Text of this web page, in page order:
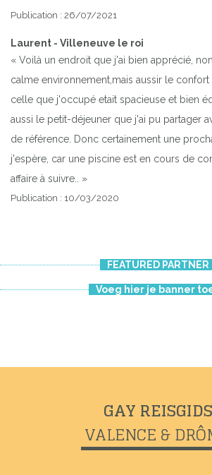
Publication : 26/07/2021
Laurent - Villeneuve le roi
« Voilà un endroit que j'ai bien apprécié,
calme environnement,mais aussir le confort
celle que j'occupé etait spacieuse et bien
aussi le petit-déjeuner que j'ai pu partager
de référence. Donc certainement une
j'espère, car une piscine est en cours de
affaire à suivre.. »
Publication : 10/03/2020
FEATURED PARTNER
Voeg hier je banner
GAY REISGIDS
VALENCE &